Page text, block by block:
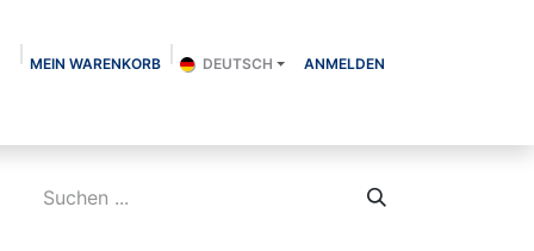
MEIN WARENKORB DEUTSCH ANMELDEN